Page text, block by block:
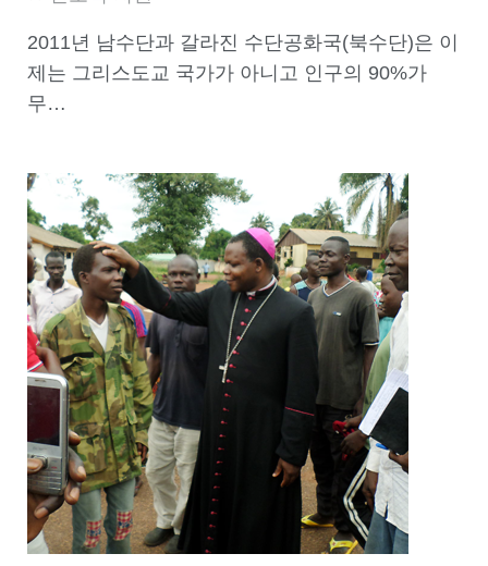
2011년 남수단과 갈라진 수단공화국(북수단)은 이
제는 그리스도교 국가가 아니고 인구의 90%가
무…